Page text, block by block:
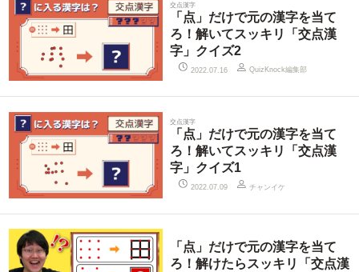
交点漢字
「点」だけで元の漢字を当て
ろ！解いてスッキリ「交点漢
字」クイズ2
2022.07.16 QuizKnock編集部
交点漢字
「点」だけで元の漢字を当て
ろ！解いてスッキリ「交点漢
字」クイズ1
2022.07.09 チャンイケ
「点」だけで元の漢字を当て
ろ！解けたらスッキリ「交点漢